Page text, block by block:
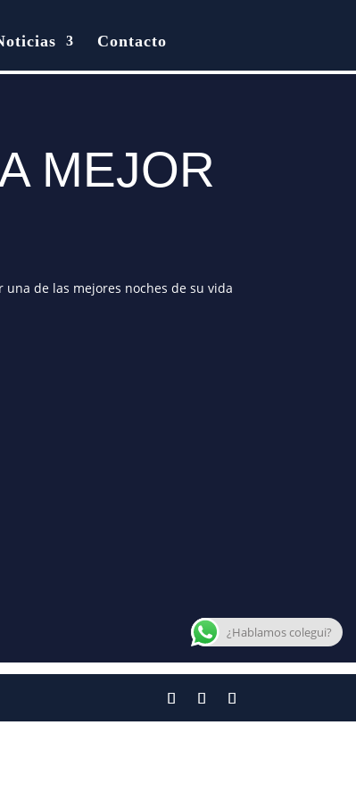
Contacto
MEJOR
una de las mejores noches de su vida
¿Hablamos colegui?